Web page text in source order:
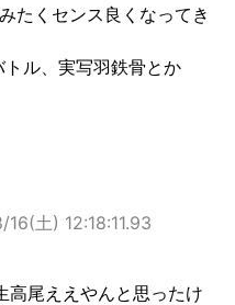
たくセンス良くなってき
ル、実写羽鉄骨とか
土) 12:18:11.93
高尾ええやんと思ったけ